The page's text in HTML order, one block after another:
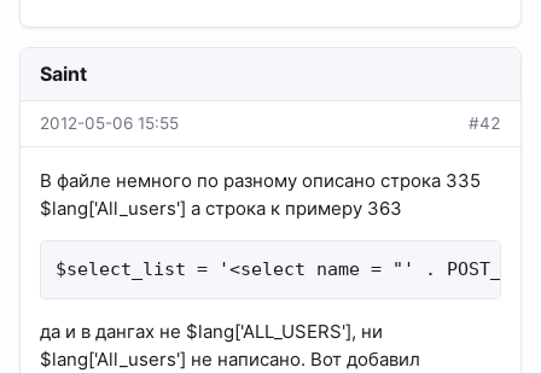
Saint
2012-05-06 15:55 #42
В файле немного по разному описано строка 335
$lang['All_users'] а строка к примеру 363
$select_list = '<select name = "' .
да и в дангах не $lang['ALL_USERS'], ни
$lang['All_users'] не написано. Вот добавил